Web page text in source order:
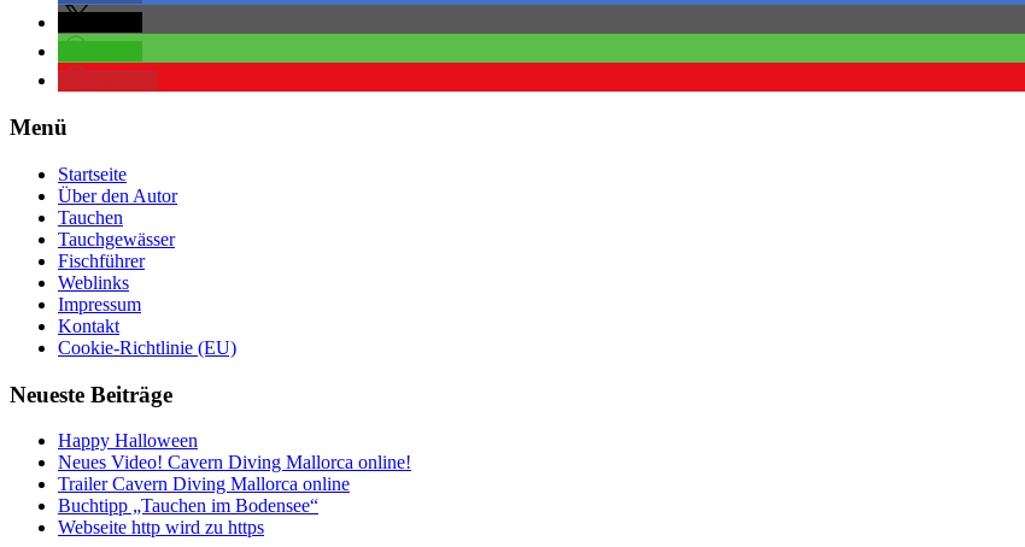
Menü
Startseite
Über den Autor
Tauchen
Tauchgewässer
Fischführer
Weblinks
Impressum
Kontakt
Cookie-Richtlinie (EU)
Neueste Beiträge
Happy Halloween
Neues Video! Cavern Diving Mallorca online!
Trailer Cavern Diving Mallorca online
Buchtipp „Tauchen im Bodensee“
Webseite http wird zu https